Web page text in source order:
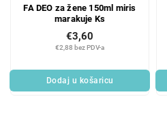
FA DEO za žene 150ml miris
marakuje Ks
€2,88 bez PDV-a
€3,60
Dodaj u košaricu